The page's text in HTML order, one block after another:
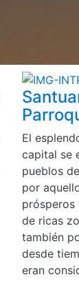
El
capital se
pueblos
por
prósperos
de ricas
también
desde
eran